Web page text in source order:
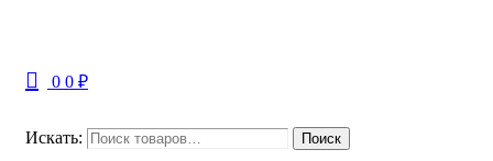
0 0 ₽
Искать: Поиск